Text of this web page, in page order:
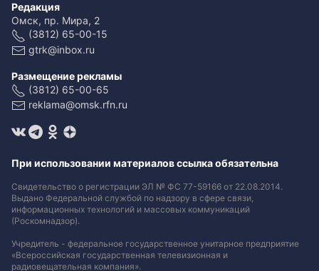
Редакция
Омск, пр. Мира, 2
(3812) 65-00-15
gtrk@inbox.ru
Размещение рекламы
(3812) 65-00-65
reklama@omsk.rfn.ru
При использовании материалов ссылка обязательна
Свидетельство о регистрации ЭЛ № ФС 77-59166 от 22.08.2014.
Выдано Федеральной службой по надзору в сфере связи,
информационных технологий и массовых коммуникаций
(Роскомнадзор).
Учредитель - федеральное государственное унитарное предприятие
«Всероссийская государственная телевизионная и
радиовещательная компания».